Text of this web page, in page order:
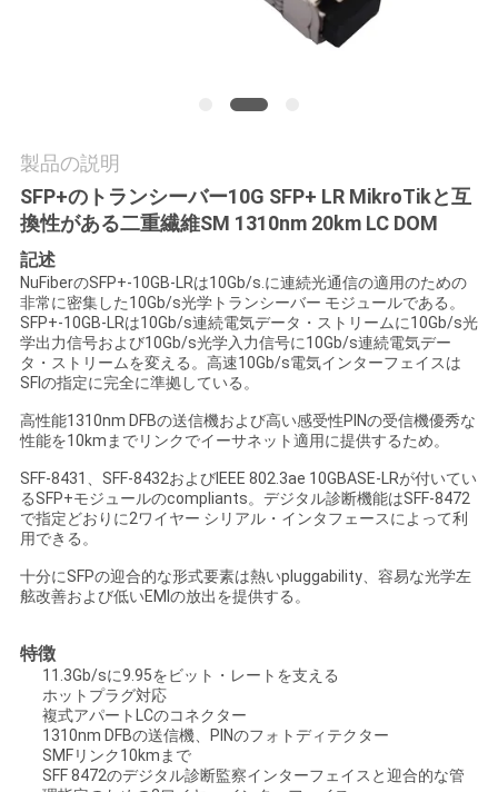
連
絡
し
な
さ
い
ニ
ュ
ー
ス
引
製品の説明
SFP+のトランシーバー10G SFP+ LR MikroTikと互
換性がある二重繊維SM 1310nm 20km LC DOM
記述
NuFiberのSFP+-10GB-LRは10Gb/s.に連続光通信の適用のための
非常に密集した10Gb/s光学トランシーバー モジュールである。
SFP+-10GB-LRは10Gb/s連続電気データ・ストリームに10Gb/s光
学出力信号および10Gb/s光学入力信号に10Gb/s連続電気デー
タ・ストリームを変える。高速10Gb/s電気インターフェイスは
SFIの指定に完全に準拠している。
高性能1310nm DFBの送信機および高い感受性PINの受信機優秀な
性能を10kmまでリンクでイーサネット適用に提供するため。
SFF-8431、SFF-8432およびIEEE 802.3ae 10GBASE-LRが付いてい
るSFP+モジュールのcompliants。デジタル診断機能はSFF-8472
で指定どおりに2ワイヤー シリアル・インタフェースによって利
用できる。
十分にSFPの迎合的な形式要素は熱いpluggability、容易な光学左
舷改善および低いEMIの放出を提供する。
特徴
11.3Gb/sに9.95をビット・レートを支える
ホットプラグ対応
複式アパートLCのコネクター
1310nm DFBの送信機、PINのフォトディテクター
SMFリンク10kmまで
SFF 8472のデジタル診断監察インターフェイスと迎合的な管